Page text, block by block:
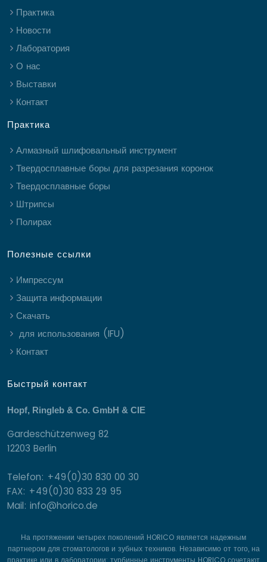
Практика
Новости
Лаборатория
О нас
Выставки
Контакт
Практика
Алмазный шлифовальный инструмент
Твердосплавные боры для разрезания коронок
Твердосплавные боры
Штрипсы
Полирах
Полезные ссылки
Импрессум
Защита информации
Скачать
для использования (IFU)
Контакт
Быстрый контакт
Hopf, Ringleb & Co. GmbH & CIE
Gardeschützenweg 82
12203 Berlin
Telefon: +49(0)30 830 00 30
FAX: +49(0)30 833 29 95
Mail: info@horico.de
На протяжении четырех поколений HORICO является надежным
партнером для стоматологов и зубных техников. Независимо от того, на